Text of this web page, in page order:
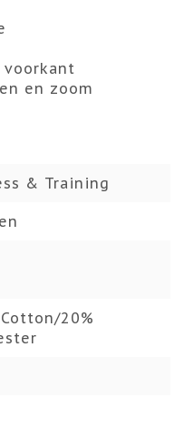
voorkant
en zoom
& Training
20%